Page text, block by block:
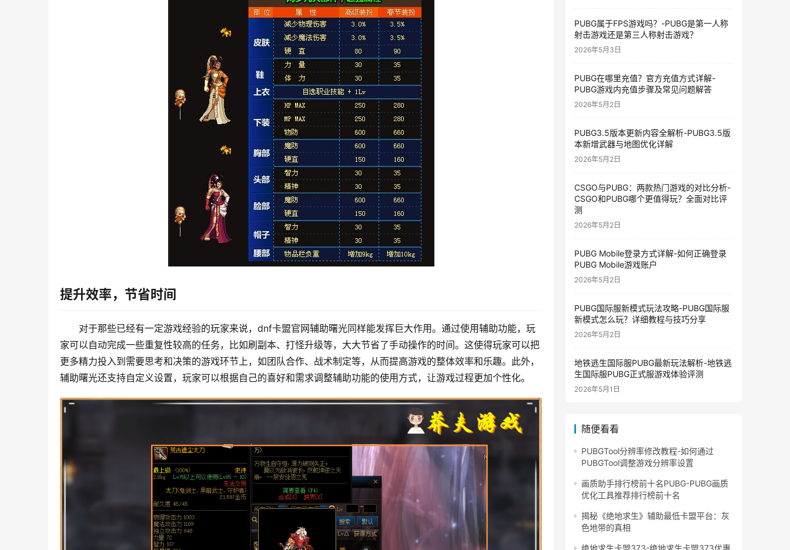
提升效率，节省时间
对于那些已经有一定游戏经验的玩家来说，dnf卡盟官网辅助曙光同样能发挥巨大作用。通过使用辅助功能，玩
家可以自动完成一些重复性较高的任务，比如刷副本、打怪升级等，大大节省了手动操作的时间。这使得玩家可以把
更多精力投入到需要思考和决策的游戏环节上，如团队合作、战术制定等，从而提高游戏的整体效率和乐趣。此外，
辅助曙光还支持自定义设置，玩家可以根据自己的喜好和需求调整辅助功能的使用方式，让游戏过程更加个性化。
PUBG属于FPS游戏吗？-PUBG是第一人称
射击游戏还是第三人称射击游戏？
2026年5月3日
PUBG在哪里充值？官方充值方式详解-
PUBG游戏内充值步骤及常见问题解答
2026年5月2日
PUBG3.5版本更新内容全解析-PUBG3.5版
本新增武器与地图优化详解
2026年5月2日
CSGO与PUBG：两款热门游戏的对比分析-
CSGO和PUBG哪个更值得玩？全面对比评
测
2026年5月2日
PUBG Mobile登录方式详解-如何正确登录
PUBG Mobile游戏账户
2026年5月2日
PUBG国际服新模式玩法攻略-PUBG国际服
新模式怎么玩？详细教程与技巧分享
2026年5月2日
地铁逃生国际服PUBG最新玩法解析-地铁逃
生国际服PUBG正式服游戏体验评测
2026年5月1日
随便看看
PUBGTool分辨率修改教程-如何通过
PUBGTool调整游戏分辨率设置
画质助手排行榜前十名PUBG-PUBG画质
优化工具推荐排行榜前十名
揭秘《绝地求生》辅助最低卡盟平台：灰
色地带的真相
绝地求生卡盟373-绝地求生卡盟373优惠